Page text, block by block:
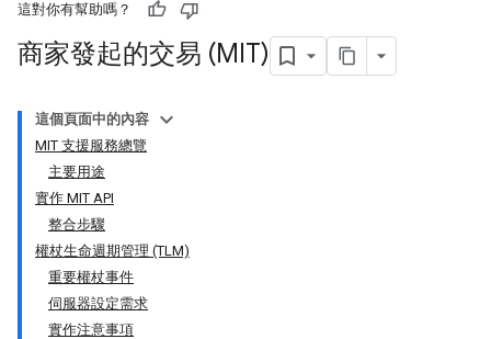
這對你有幫助嗎？
商家發起的交易 (MIT)
這個頁面中的內容
MIT 支援服務總覽
主要用途
實作 MIT API
整合步驟
權杖生命週期管理 (TLM)
重要權杖事件
伺服器設定需求
實作注意事項